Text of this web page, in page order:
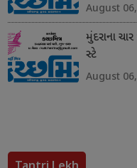
August
મુંદરાના
સ્ટે
August